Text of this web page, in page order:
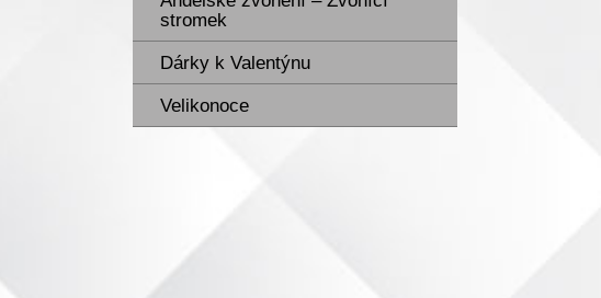
stromek
Dárky k Valentýnu
Velikonoce